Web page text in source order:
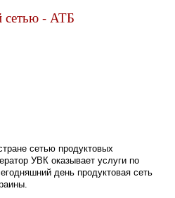
сетью - АТБ
сетью продуктовых
УВК оказывает услуги по
день продуктовая сеть